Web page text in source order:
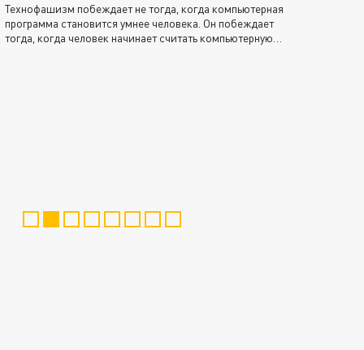
Технофашизм побеждает не тогда, когда компьютерная
программа становится умнее человека. Он побеждает
тогда, когда человек начинает считать компьютерную